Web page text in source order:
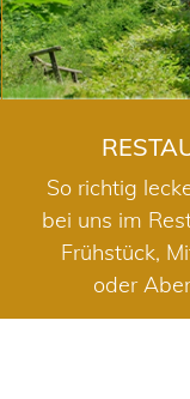
So richtig
bei uns im
Frühstück,
oder